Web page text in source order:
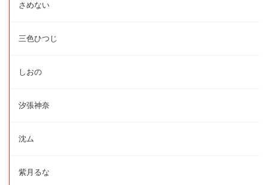
さめない
三色ひつじ
しおの
汐張神奈
沈ム
紫月るな